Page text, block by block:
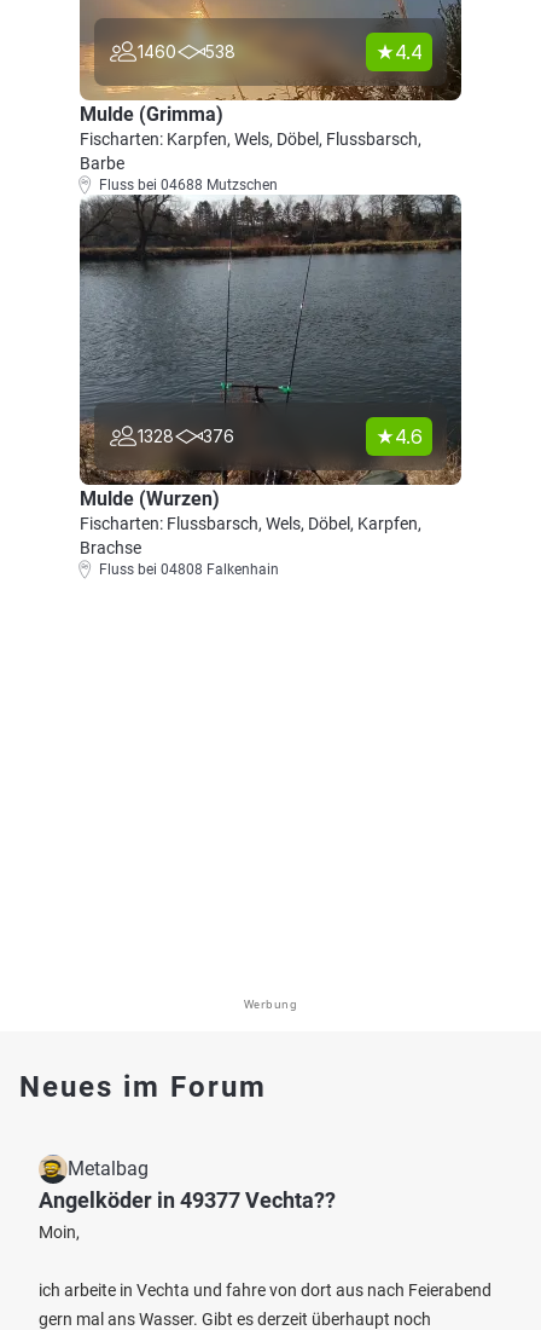
1460 538 4.4
Mulde (Grimma)
Fischarten: Karpfen, Wels, Döbel, Flussbarsch,
Barbe
Fluss bei 04688 Mutzschen
1328 376 4.6
Mulde (Wurzen)
Fischarten: Flussbarsch, Wels, Döbel, Karpfen,
Brachse
Fluss bei 04808 Falkenhain
Werbung
Neues im Forum
Metalbag
Angelköder in 49377 Vechta??
Moin,
ich arbeite in Vechta und fahre von dort aus nach Feierabend
gern mal ans Wasser. Gibt es derzeit überhaupt noch